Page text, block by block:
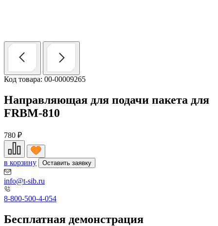
Код товара: 00-00009265
Направляющая для подачи пакета для
FRBM-810
780 ₽
в корзину Оставить заявку
info@t-sib.ru
8-800-500-4-054
Бесплатная демонстрация